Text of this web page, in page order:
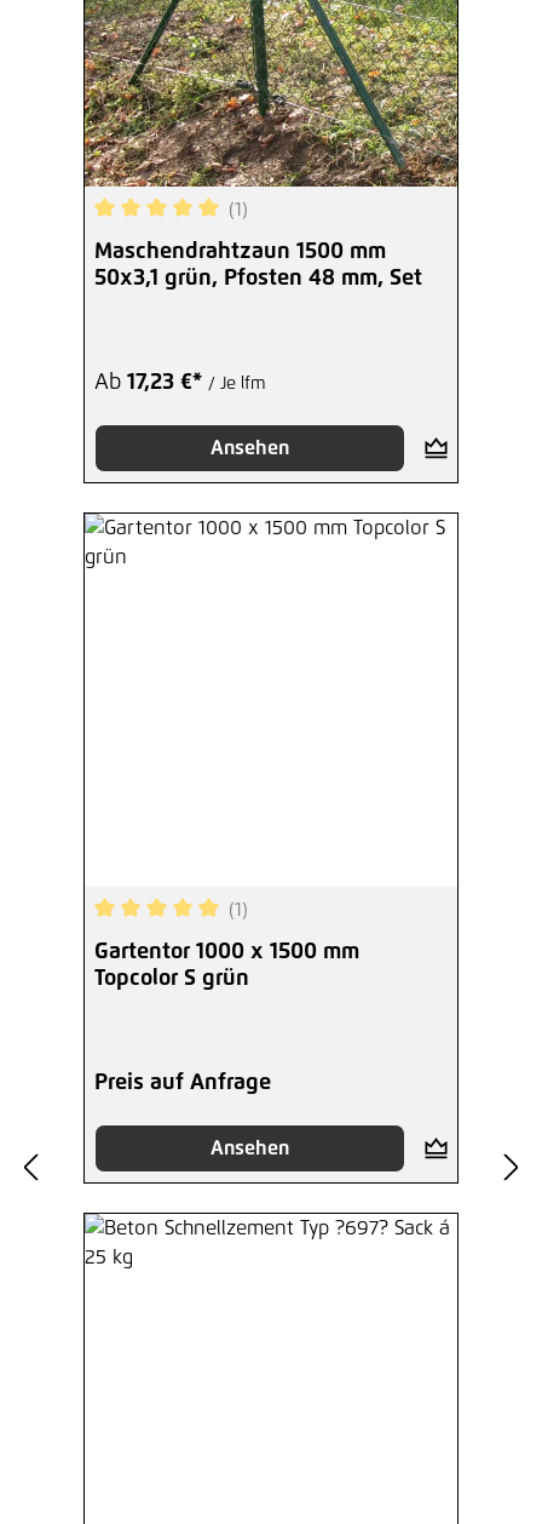
Durchschnittliche Bewertung von 5 von 5
(1)
Maschendrahtzaun 1500 mm
50x3,1 grün, Pfosten 48 mm, Set
Ab 17,23 €* / Je lfm
Ansehen
Durchschnittliche Bewertung von 5 von 5
(1)
Gartentor 1000 x 1500 mm
Topcolor S grün
Preis auf Anfrage
Ansehen